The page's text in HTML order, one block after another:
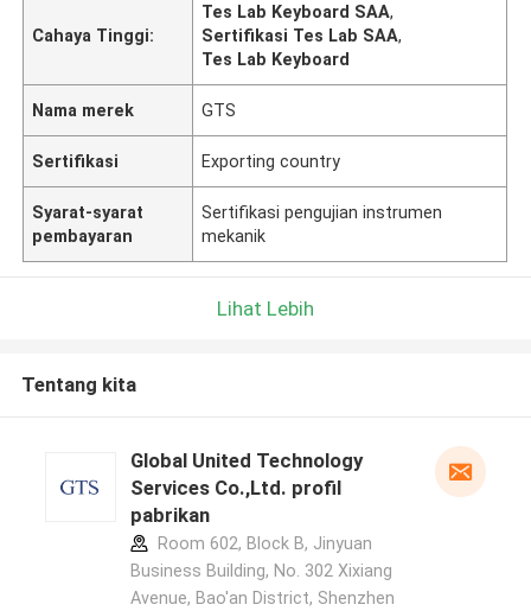
Cahaya Tinggi:
Tes Lab Keyboard SAA,
Sertifikasi Tes Lab SAA,
Tes Lab Keyboard
Nama merek GTS
Sertifikasi Exporting country
Syarat-syarat
pembayaran
Sertifikasi pengujian instrumen
mekanik
Lihat Lebih
Tentang kita
Global United Technology
Services Co.,Ltd. profil
pabrikan
Room 602, Block B, Jinyuan
Business Building, No. 302 Xixiang
Avenue, Bao'an District, Shenzhen